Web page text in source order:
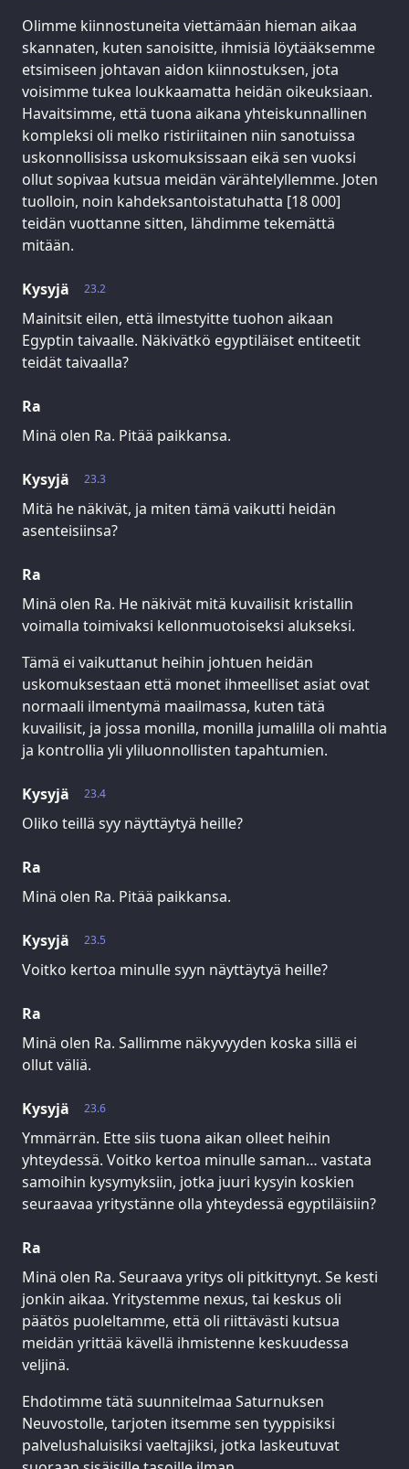
Olimme kiinnostuneita viettämään hieman aikaa
skannaten, kuten sanoisitte, ihmisiä löytääksemme
etsimiseen johtavan aidon kiinnostuksen, jota
voisimme tukea loukkaamatta heidän oikeuksiaan.
Havaitsimme, että tuona aikana yhteiskunnallinen
kompleksi oli melko ristiriitainen niin sanotuissa
uskonnollisissa uskomuksissaan eikä sen vuoksi
ollut sopivaa kutsua meidän värähtelyllemme. Joten
tuolloin, noin kahdeksantoistatuhatta [18 000]
teidän vuottanne sitten, lähdimme tekemättä
mitään.
23.2
Kysyjä
Mainitsit eilen, että ilmestyitte tuohon aikaan
Egyptin taivaalle. Näkivätkö egyptiläiset entiteetit
teidät taivaalla?
Ra
Minä olen Ra. Pitää paikkansa.
23.3
Kysyjä
Mitä he näkivät, ja miten tämä vaikutti heidän
asenteisiinsa?
Ra
Minä olen Ra. He näkivät mitä kuvailisit kristallin
voimalla toimivaksi kellonmuotoiseksi alukseksi.
Tämä ei vaikuttanut heihin johtuen heidän
uskomuksestaan että monet ihmeelliset asiat ovat
normaali ilmentymä maailmassa, kuten tätä
kuvailisit, ja jossa monilla, monilla jumalilla oli mahtia
ja kontrollia yli yliluonnollisten tapahtumien.
23.4
Kysyjä
Oliko teillä syy näyttäytyä heille?
Ra
Minä olen Ra. Pitää paikkansa.
23.5
Kysyjä
Voitko kertoa minulle syyn näyttäytyä heille?
Ra
Minä olen Ra. Sallimme näkyvyyden koska sillä ei
ollut väliä.
23.6
Kysyjä
Ymmärrän. Ette siis tuona aikan olleet heihin
yhteydessä. Voitko kertoa minulle saman… vastata
samoihin kysymyksiin, jotka juuri kysyin koskien
seuraavaa yritystänne olla yhteydessä egyptiläisiin?
Ra
Minä olen Ra. Seuraava yritys oli pitkittynyt. Se kesti
jonkin aikaa. Yritystemme nexus, tai keskus oli
päätös puoleltamme, että oli riittävästi kutsua
meidän yrittää kävellä ihmistenne keskuudessa
veljinä.
Ehdotimme tätä suunnitelmaa Saturnuksen
Neuvostolle, tarjoten itsemme sen tyyppisiksi
palvelushaluisiksi vaeltajiksi, jotka laskeutuvat